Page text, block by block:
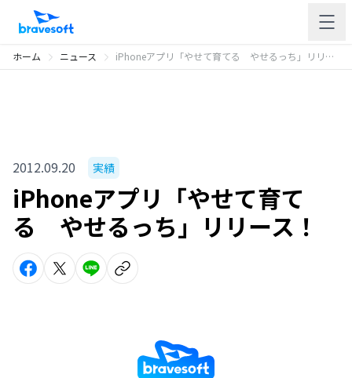
ホーム ニュース iPhoneアプリ「やせて育てる やせるっち」リリース！
2012.09.20 実績
iPhoneアプリ「やせて育て
る やせるっち」リリース！